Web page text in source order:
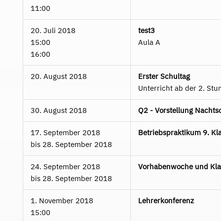
11:00
20. Juli 2018
15:00
16:00
test3
Aula A
20. August 2018
Erster Schultag
Unterricht ab der 2.
30. August 2018 Q2 - Vorstellung
17. September 2018
bis 28. September 2018
Betriebspraktikum 9.
24. September 2018
bis 28. September 2018
Vorhabenwoche und
1. November 2018
15:00
Lehrerkonferenz